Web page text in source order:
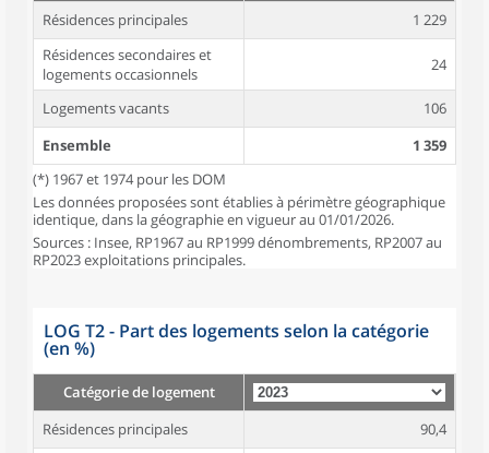
Résidences principales
1 229
Résidences secondaires et
logements occasionnels
24
Logements vacants
106
Ensemble
1 359
(*) 1967 et 1974 pour les DOM
Les données proposées sont établies à périmètre géographique
identique, dans la géographie en vigueur au 01/01/2026.
Sources : Insee, RP1967 au RP1999 dénombrements, RP2007 au
RP2023 exploitations principales.
LOG T2 - Part des logements selon la catégorie
(en %)
Catégorie de logement
Résidences principales
90,4